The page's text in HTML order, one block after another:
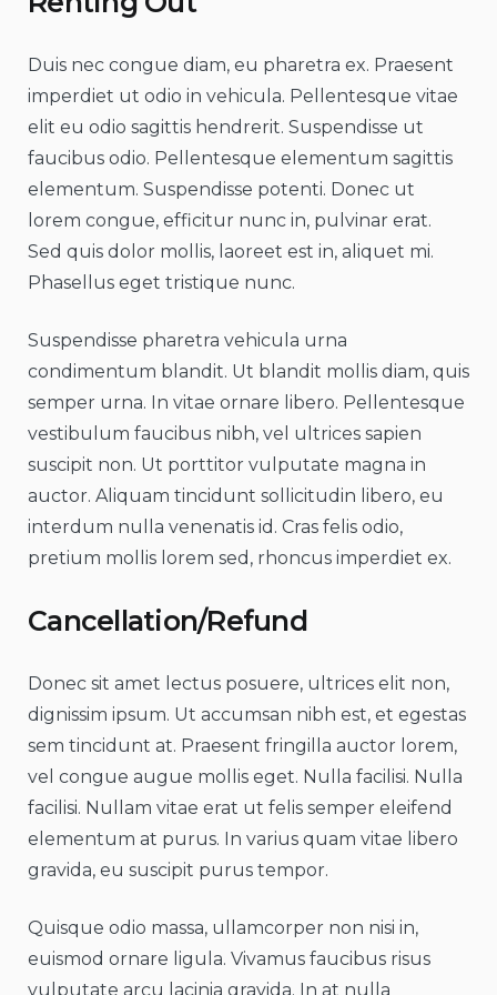
Duis nec congue diam, eu pharetra ex. Praesent
imperdiet ut odio in vehicula. Pellentesque vitae
elit eu odio sagittis hendrerit. Suspendisse ut
faucibus odio. Pellentesque elementum sagittis
elementum. Suspendisse potenti. Donec ut
lorem congue, efficitur nunc in, pulvinar erat.
Sed quis dolor mollis, laoreet est in, aliquet mi.
Phasellus eget tristique nunc.
Suspendisse pharetra vehicula urna
condimentum blandit. Ut blandit mollis diam, quis
semper urna. In vitae ornare libero. Pellentesque
vestibulum faucibus nibh, vel ultrices sapien
suscipit non. Ut porttitor vulputate magna in
auctor. Aliquam tincidunt sollicitudin libero, eu
interdum nulla venenatis id. Cras felis odio,
pretium mollis lorem sed, rhoncus imperdiet ex.
Cancellation/Refund
Donec sit amet lectus posuere, ultrices elit non,
dignissim ipsum. Ut accumsan nibh est, et egestas
sem tincidunt at. Praesent fringilla auctor lorem,
vel congue augue mollis eget. Nulla facilisi. Nulla
facilisi. Nullam vitae erat ut felis semper eleifend
elementum at purus. In varius quam vitae libero
gravida, eu suscipit purus tempor.
Quisque odio massa, ullamcorper non nisi in,
euismod ornare ligula. Vivamus faucibus risus
vulputate arcu lacinia gravida. In at nulla